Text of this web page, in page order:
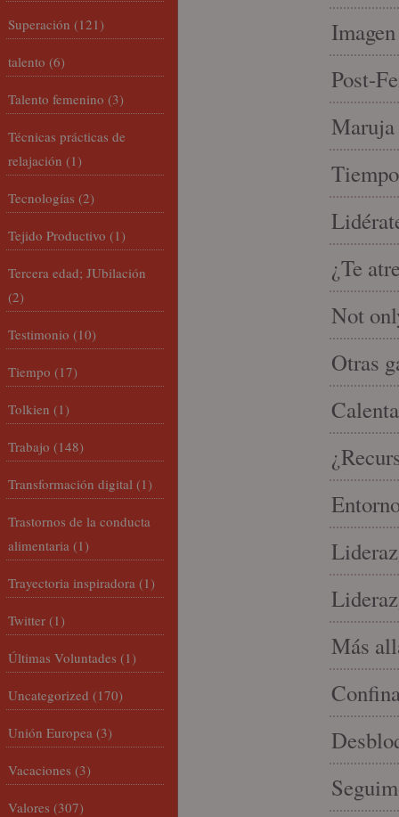
Post-
Maruja
¿Te
Not
Otras
Más
Superación (121)
talento (6)
Talento femenino (3)
Técnicas prácticas de
relajación (1)
Tecnologías (2)
Tejido Productivo (1)
Tercera edad; JUbilación
(2)
Testimonio (10)
Tiempo (17)
Tolkien (1)
Trabajo (148)
Transformación digital (1)
Trastornos de la conducta
alimentaria (1)
Trayectoria inspiradora (1)
Twitter (1)
Últimas Voluntades (1)
Uncategorized (170)
Unión Europea (3)
Vacaciones (3)
Valores (307)